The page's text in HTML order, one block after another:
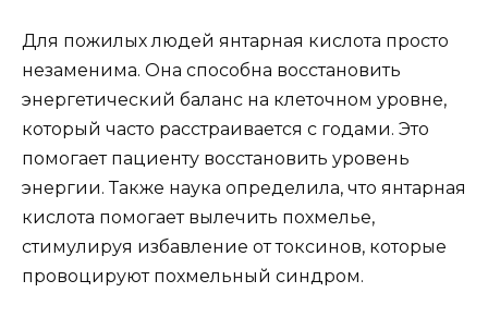
Для пожилых людей янтарная кислота просто
незаменима. Она способна восстановить
энергетический баланс на клеточном уровне,
который часто расстраивается с годами. Это
помогает пациенту восстановить уровень
энергии. Также наука определила, что янтарная
кислота помогает вылечить похмелье,
стимулируя избавление от токсинов, которые
провоцируют похмельный синдром.